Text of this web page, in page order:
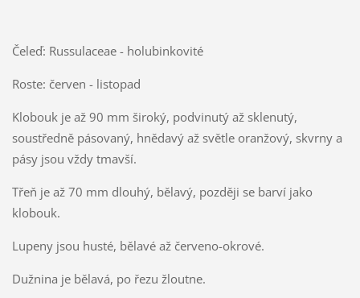
Čeleď: Russulaceae - holubinkovité
Roste: červen - listopad
Klobouk je až 90 mm široký, podvinutý až sklenutý,
soustředně pásovaný, hnědavý až světle oranžový, skvrny a
pásy jsou vždy tmavší.
Třeň je až 70 mm dlouhý, bělavý, později se barví jako
klobouk.
Lupeny jsou husté, bělavé až červeno-okrové.
Dužnina je bělavá, po řezu žloutne.